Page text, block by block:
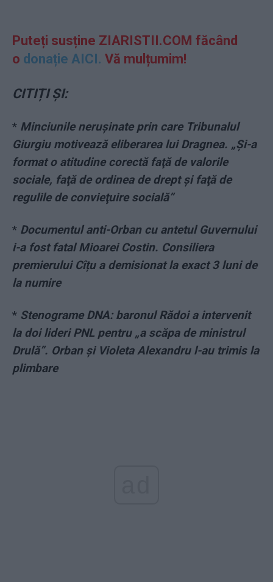
Puteți susține ZIARISTII.COM făcând
o donație AICI. Vă mulțumim!
CITIȚI ȘI:
* Minciunile nerușinate prin care Tribunalul
Giurgiu motivează eliberarea lui Dragnea. „Și-a
format o atitudine corectă faţă de valorile
sociale, faţă de ordinea de drept şi faţă de
regulile de convieţuire socială”
* Documentul anti-Orban cu antetul Guvernului
i-a fost fatal Mioarei Costin. Consiliera
premierului Cîțu a demisionat la exact 3 luni de
la numire
* Stenograme DNA: baronul Rădoi a intervenit
la doi lideri PNL pentru „a scăpa de ministrul
Drulă”. Orban și Violeta Alexandru l-au trimis la
plimbare